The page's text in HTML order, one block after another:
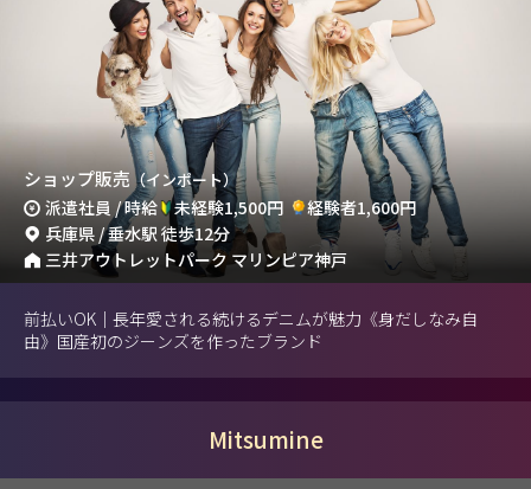
ショップ販売 （インポート）
派遣社員 / 時給 未経験1,500円
経験者1,600円
兵庫県 / 垂水駅 徒歩12分
三井アウトレットパーク マリンピア神戸
前払いOK｜長年愛される続けるデニムが魅力《身だしなみ自
由》国産初のジーンズを作ったブランド
Mitsumine